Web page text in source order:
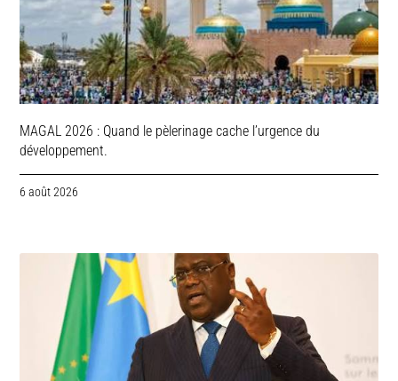
MAGAL 2026 : Quand le pèlerinage cache l’urgence du
développement.
6 août 2026